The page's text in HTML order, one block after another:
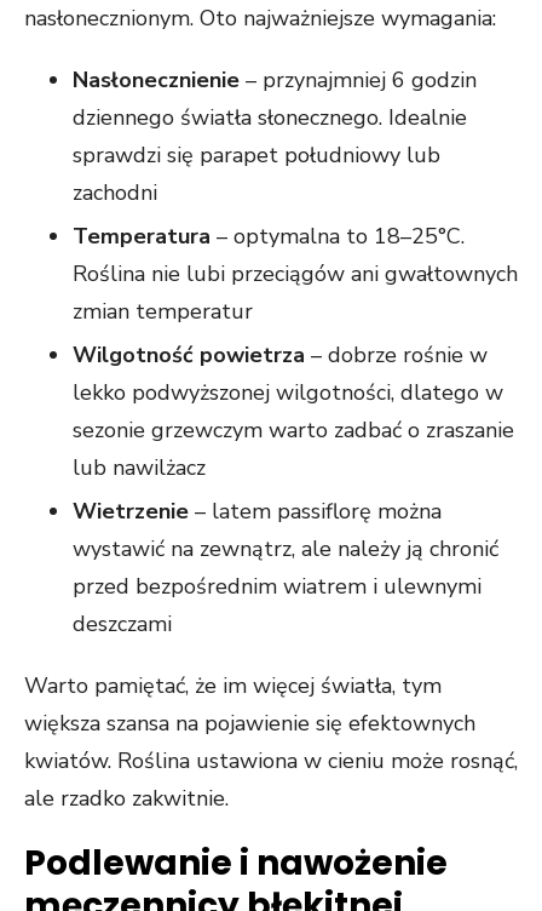
nasłonecznionym. Oto najważniejsze wymagania:
Nasłonecznienie – przynajmniej 6 godzin
dziennego światła słonecznego. Idealnie
sprawdzi się parapet południowy lub
zachodni
Temperatura – optymalna to 18–25°C.
Roślina nie lubi przeciągów ani gwałtownych
zmian temperatur
Wilgotność powietrza – dobrze rośnie w
lekko podwyższonej wilgotności, dlatego w
sezonie grzewczym warto zadbać o zraszanie
lub nawilżacz
Wietrzenie – latem passiflorę można
wystawić na zewnątrz, ale należy ją chronić
przed bezpośrednim wiatrem i ulewnymi
deszczami
Warto pamiętać, że im więcej światła, tym
większa szansa na pojawienie się efektownych
kwiatów. Roślina ustawiona w cieniu może rosnąć,
ale rzadko zakwitnie.
Podlewanie i nawożenie